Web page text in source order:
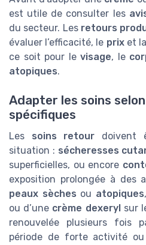
est utile de consulter les
du secteur. Les retours
évaluer l’efficacité, le prixet
ce soit pour le visage, le
atopiques.
Adapter les soins
spécifiques
Les soins retour doivent
situation : sécheresses
superficielles, ou encore
exposition prolongée à des
peaux sèches ou atopiques
ou d’une crème dexeryl sur
renouvelée plusieurs fois
période de forte activité